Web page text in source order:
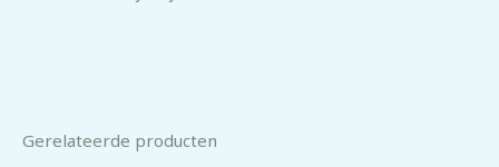
Gerelateerde producten